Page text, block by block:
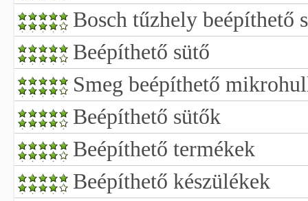
Bosch tűzhely beépíthető
Beépíthető sütő
Smeg beépíthető
Beépíthető sütők
Beépíthető termékek
Beépíthető készülékek